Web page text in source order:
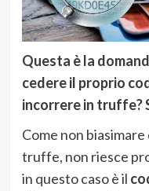
Questa è la
cedere il proprio
incorrere in truffe?
Come non
truffe, non riesce
in questo caso è il